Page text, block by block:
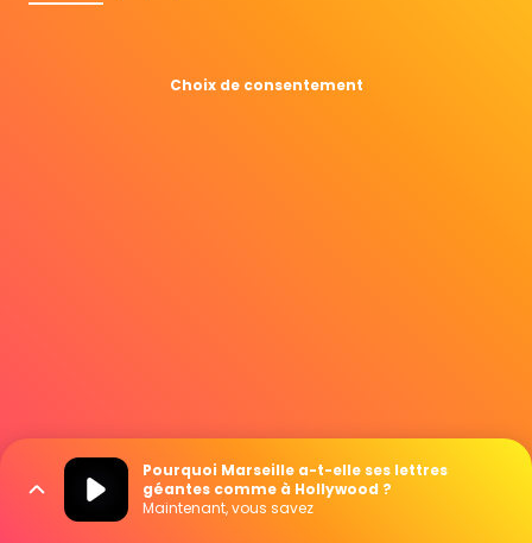
Choix de consentement
Pourquoi Marseille a-t-elle ses lettres
géantes comme à Hollywood ?
Maintenant, vous savez